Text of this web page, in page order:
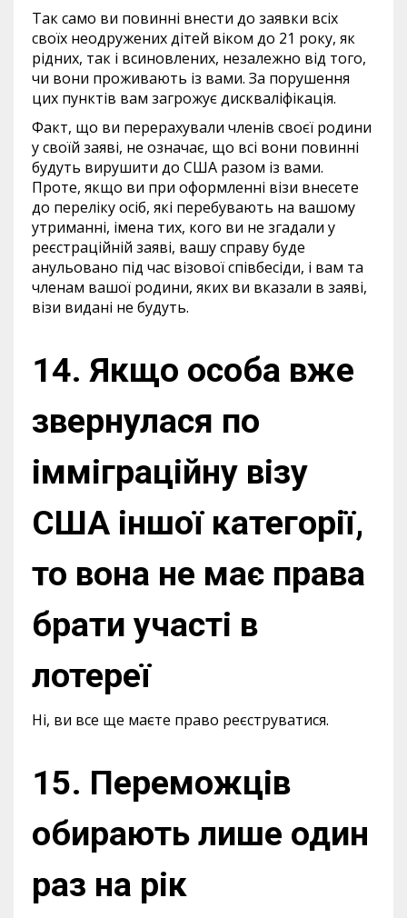
Так само ви повинні внести до заявки всіх
своїх неодружених дітей віком до 21 року, як
рідних, так і всиновлених, незалежно від того,
чи вони проживають із вами. За порушення
цих пунктів вам загрожує дискваліфікація.
Факт, що ви перерахували членів своєї родини
у своїй заяві, не означає, що всі вони повинні
будуть вирушити до США разом із вами.
Проте, якщо ви при оформленні візи внесете
до переліку осіб, які перебувають на вашому
утриманні, імена тих, кого ви не згадали у
реєстраційній заяві, вашу справу буде
анульовано під час візової співбесіди, і вам та
членам вашої родини, яких ви вказали в заяві,
візи видані не будуть.
14. Якщо особа вже
звернулася по
імміграційну візу
США іншої категорії,
то вона не має права
брати участі в
лотереї
Ні, ви все ще маєте право реєструватися.
15. Переможців
обирають лише один
раз на рік